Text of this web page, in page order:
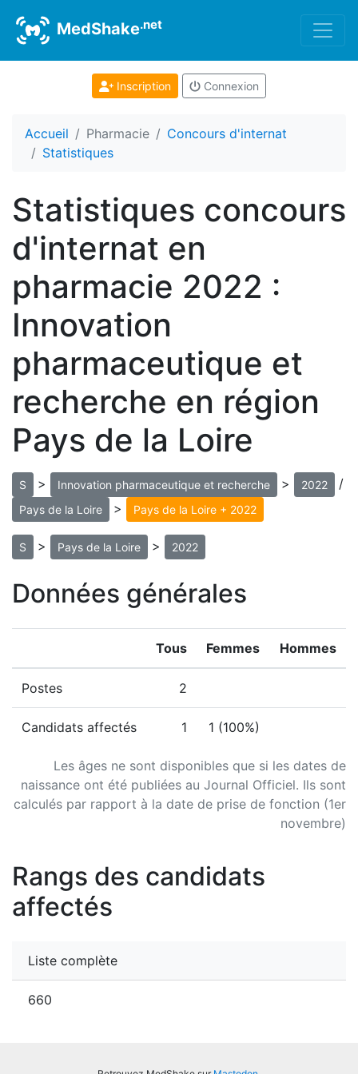
MedShake.net
Inscription Connexion
Accueil Pharmacie
Concours d'internat
Statistiques
Statistiques concours
d'internat en
pharmacie 2022 :
Innovation
pharmaceutique et
recherche en région
Pays de la Loire
S > Innovation pharmaceutique et recherche > 2022 /
Pays de la Loire > Pays de la Loire + 2022
S > Pays de la Loire > 2022
Données générales
Les âges ne sont disponibles que si les dates de
naissance ont été publiées au Journal Officiel. Ils sont
calculés par rapport à la date de prise de fonction (1er
novembre)
Tous Femmes Hommes
Postes 2
Candidats affectés 1 1 (100%)
Rangs des candidats
affectés
Liste complète
660